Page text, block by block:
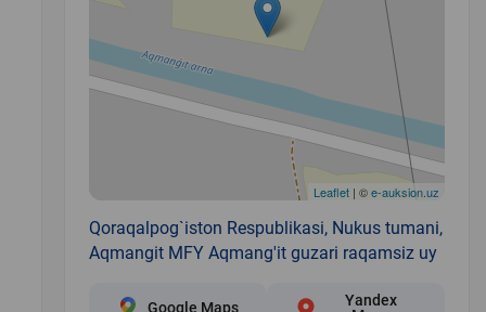
Leaflet| ©e-auksion.uz
Qoraqalpog`iston Respublikasi, Nukus tumani,
Aqmangit MFY Aqmang'it guzari raqamsiz uy
Google Maps
Yandex